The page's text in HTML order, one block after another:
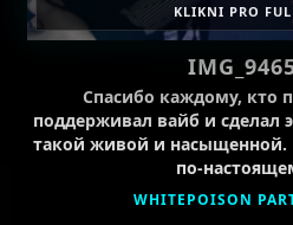
KLIKNI PRO
Спасибо каждому, кто
поддерживал вайб и сделал
такой живой и насыщенной.
по-
WHITEPOISON